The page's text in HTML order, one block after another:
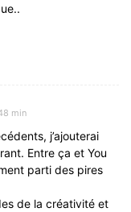
min
j’ajouterai
Entre ça et You
parti des pires
de la créativité et